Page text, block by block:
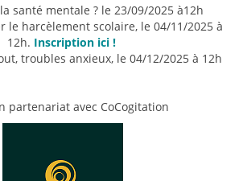
santé mentale ? le 23/09/2025 à12h
le harcèlement scolaire, le 04/11/2025 à
12h. Inscription ici !
troubles anxieux, le 04/12/2025 à 12h
partenariat avec CoCogitation